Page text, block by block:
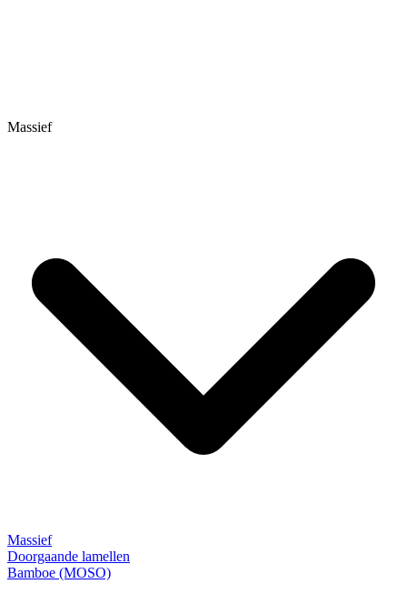
Massief
Massief
Doorgaande lamellen
Bamboe (MOSO)